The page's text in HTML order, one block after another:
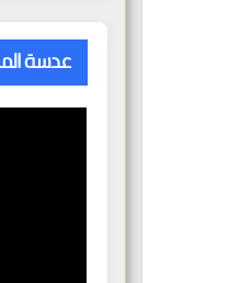
عدسة